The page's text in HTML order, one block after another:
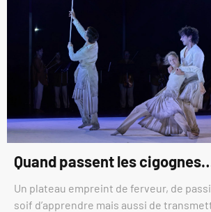
Quand passent les
Un plateau empreint de ferveur, de
soif d’apprendre mais aussi de